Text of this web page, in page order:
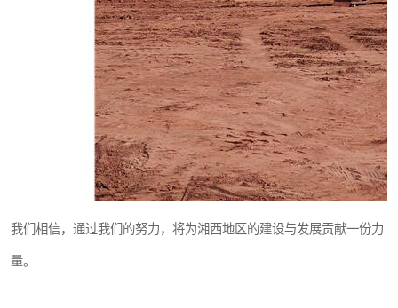
我们相信，通过我们的努力，将为湘西地区的建设与发展贡献一份力
量。